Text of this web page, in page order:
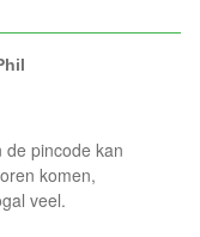
de pincode kan
komen,
veel.